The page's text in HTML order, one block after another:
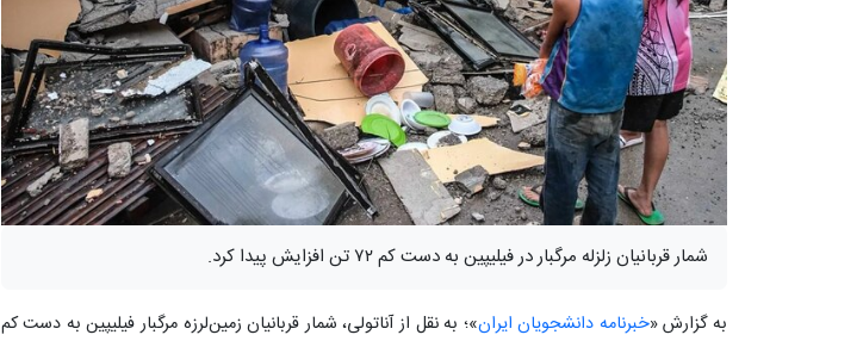
شمار قربانیان زلزله مرگبار در فیلیپین به دست کم ۷۲ تن افزایش پیدا کرد.
به گزارش «خبرنامه دانشجویان ایران»؛ به نقل از آناتولی، شمار قربانیان زمین‌لرزه مرگبار فیلیپین به دست کم